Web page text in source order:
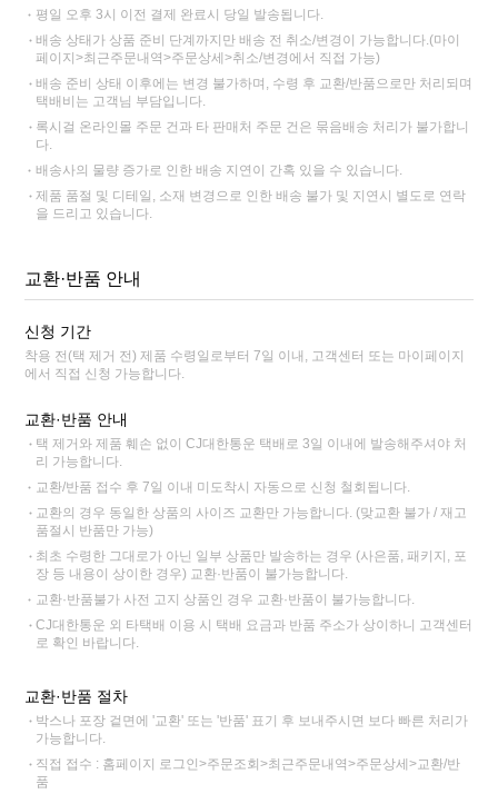
평일 오후 3시 이전 결제 완료시 당일 발송됩니다.
배송 상태가 상품 준비 단계까지만 배송 전 취소/변경이 가능합니다.(마이
페이지>최근주문내역>주문상세>취소/변경에서 직접 가능)
배송 준비 상태 이후에는 변경 불가하며, 수령 후 교환/반품으로만 처리되며
택배비는 고객님 부담입니다.
록시걸 온라인몰 주문 건과 타 판매처 주문 건은 묶음배송 처리가 불가합니
다.
배송사의 물량 증가로 인한 배송 지연이 간혹 있을 수 있습니다.
제품 품절 및 디테일, 소재 변경으로 인한 배송 불가 및 지연시 별도로 연락
을 드리고 있습니다.
교환·반품 안내
신청 기간
착용 전(택 제거 전) 제품 수령일로부터 7일 이내, 고객센터 또는 마이페이지
에서 직접 신청 가능합니다.
교환·반품 안내
택 제거와 제품 훼손 없이 CJ대한통운 택배로 3일 이내에 발송해주셔야 처
리 가능합니다.
교환/반품 접수 후 7일 이내 미도착시 자동으로 신청 철회됩니다.
교환의 경우 동일한 상품의 사이즈 교환만 가능합니다. (맞교환 불가 / 재고
품절시 반품만 가능)
최초 수령한 그대로가 아닌 일부 상품만 발송하는 경우 (사은품, 패키지, 포
장 등 내용이 상이한 경우) 교환·반품이 불가능합니다.
교환·반품불가 사전 고지 상품인 경우 교환·반품이 불가능합니다.
CJ대한통운 외 타택배 이용 시 택배 요금과 반품 주소가 상이하니 고객센터
로 확인 바랍니다.
교환·반품 절차
박스나 포장 겉면에 '교환' 또는 '반품' 표기 후 보내주시면 보다 빠른 처리가
가능합니다.
직접 접수 : 홈페이지 로그인>주문조회>최근주문내역>주문상세>교환/반
품